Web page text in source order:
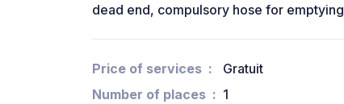
dead end, compulsory hose for emptying
Price of services
Gratuit
Number of places
1